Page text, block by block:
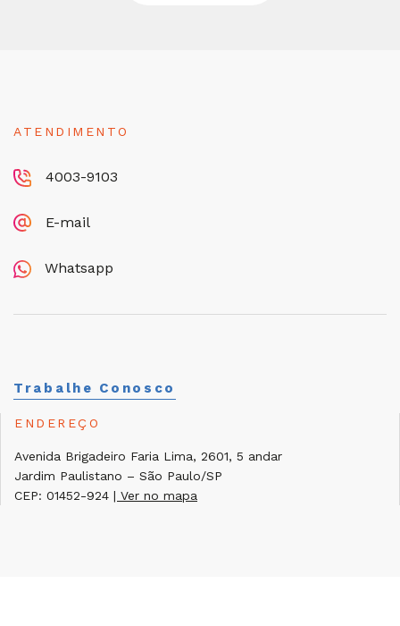
ATENDIMENTO
4003-9103
E-mail
Whatsapp
Trabalhe Conosco
ENDEREÇO
Avenida Brigadeiro Faria Lima, 2601, 5 andar
Jardim Paulistano – São Paulo/SP
CEP: 01452-924 | Ver no mapa